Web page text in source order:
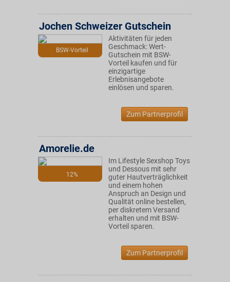
BSW-Vorteil
Jochen Schweizer Gutschein
Aktivitäten für jeden
Geschmack: Wert-
Gutschein mit BSW-
Vorteil kaufen und für
einzigartige
Erlebnisangebote
einlösen und sparen.
Zum Partnerprofil
12%
Amorelie.de
Im Lifestyle Sexshop Toys
und Dessous mit sehr
guter Hautverträglichkeit
und einem hohen
Anspruch an Design und
Qualität online bestellen,
per diskretem Versand
erhalten und mit BSW-
Vorteil sparen.
Zum Partnerprofil